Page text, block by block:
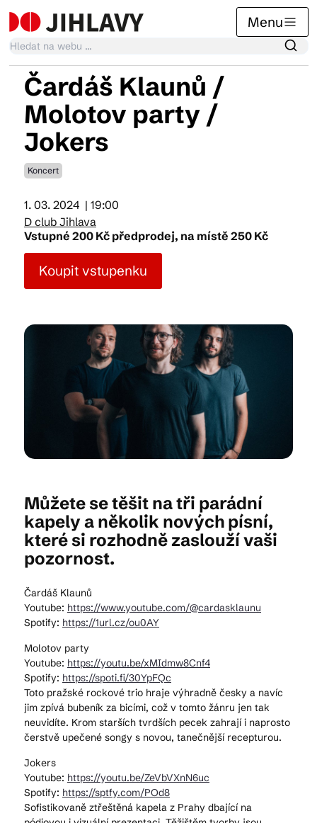
Menu
Kalendář akcí
Tradiční akce
Články
Suvenýry
DE
© 2026 Brána Jihlavy
Čardáš Klaunů /
Molotov party /
Jokers
Koncert
1. 03. 2024 | 19:00
D club Jihlava
Vstupné 200 Kč předprodej, na místě 250 Kč
Koupit vstupenku
Můžete se těšit na tři parádní
kapely a několik nových písní,
které si rozhodně zaslouží vaši
pozornost.
Čardáš Klaunů
Youtube: https://www.youtube.com/@cardasklaunu
Spotify: https://1url.cz/ou0AY
Molotov party
Youtube: https://youtu.be/xMIdmw8Cnf4
Spotify: https://spoti.fi/30YpFQc
Toto pražské rockové trio hraje výhradně česky a navíc
jim zpívá bubeník za bicími, což v tomto žánru jen tak
neuvidíte. Krom starších tvrdších pecek zahrají i naprosto
čerstvě upečené songy s novou, tanečnější recepturou.
Jokers
Youtube: https://youtu.be/ZeVbVXnN6uc
Spotify: https://sptfy.com/POd8
Sofistikovaně ztřeštěná kapela z Prahy dbající na